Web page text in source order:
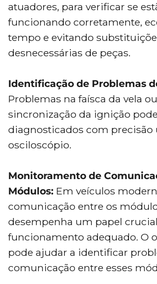
atuadores, para verificar se
funcionando corretamente,
tempo e evitando
desnecessárias de peças.
Identificação de Problemas
Problemas na faísca da vela
sincronização da ignição
diagnosticados com precisão
osciloscópio.
Monitoramento de
Módulos: Em veículos
comunicação entre os
desempenha um papel
funcionamento adequado. O
pode ajudar a identificar
comunicação entre esses